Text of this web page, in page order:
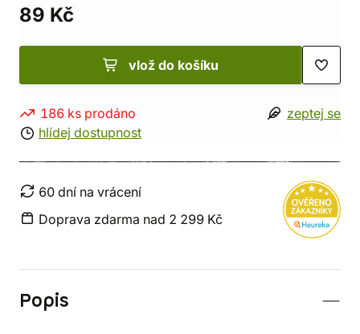
89 Kč
vlož do košíku
186 ks prodáno
hlídej dostupnost
zeptej se
60 dní na vrácení
Doprava zdarma nad 2 299 Kč
Popis